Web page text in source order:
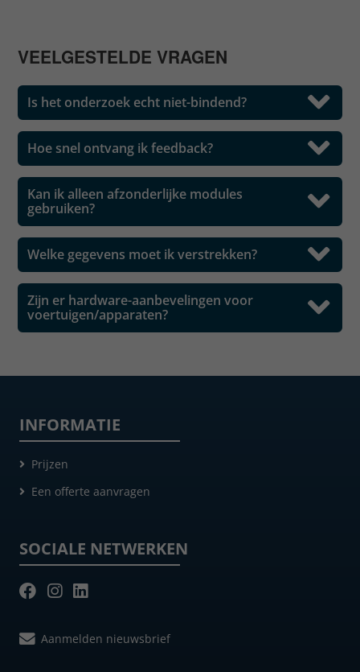
VEELGESTELDE VRAGEN
Is het onderzoek echt niet-bindend?
Hoe snel ontvang ik feedback?
Kan ik alleen afzonderlijke modules
gebruiken?
Welke gegevens moet ik verstrekken?
Zijn er hardware-aanbevelingen voor
voertuigen/apparaten?
INFORMATIE
Prijzen
Een offerte aanvragen
SOCIALE NETWERKEN
Aanmelden nieuwsbrief